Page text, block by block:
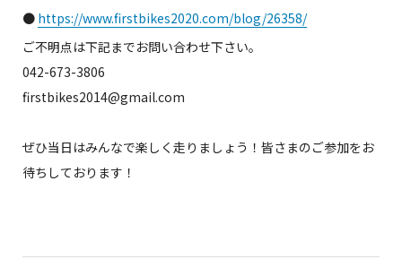
● https://www.firstbikes2020.com/blog/26358/
ご不明点は下記までお問い合わせ下さい。
042-673-3806
firstbikes2014@gmail.com
ぜひ当日はみんなで楽しく走りましょう！皆さまのご参加をお
待ちしております！